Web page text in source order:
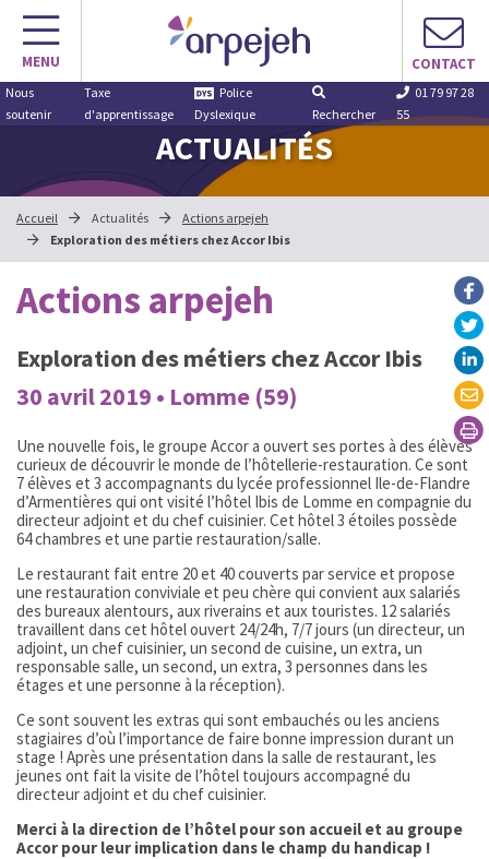
Aller
contenu
MENU CONTACT
Nous
soutenir
Taxe
d'apprentissage
Police
Dyslexique
Rechercher
01 79 97 28
55
ACTUALITÉS
Accueil Actualités
Actions arpejeh
Exploration des métiers chez Accor Ibis
Actions arpejeh
Exploration des métiers chez Accor Ibis
30 avril 2019 • Lomme (59)
Une nouvelle fois, le groupe Accor a ouvert ses portes à des élèves
curieux de découvrir le monde de l’hôtellerie-restauration. Ce sont
7 élèves et 3 accompagnants du lycée professionnel Ile-de-Flandre
d’Armentières qui ont visité l’hôtel Ibis de Lomme en compagnie du
directeur adjoint et du chef cuisinier. Cet hôtel 3 étoiles possède
64 chambres et une partie restauration/salle.
Le restaurant fait entre 20 et 40 couverts par service et propose
une restauration conviviale et peu chère qui convient aux salariés
des bureaux alentours, aux riverains et aux touristes. 12 salariés
travaillent dans cet hôtel ouvert 24/24h, 7/7 jours (un directeur, un
adjoint, un chef cuisinier, un second de cuisine, un extra, un
responsable salle, un second, un extra, 3 personnes dans les
étages et une personne à la réception).
Ce sont souvent les extras qui sont embauchés ou les anciens
stagiaires d’où l’importance de faire bonne impression durant un
stage ! Après une présentation dans la salle de restaurant, les
jeunes ont fait la visite de l’hôtel toujours accompagné du
directeur adjoint et du chef cuisinier.
Merci à la direction de l’hôtel pour son accueil et au groupe
Accor pour leur implication dans le champ du handicap !